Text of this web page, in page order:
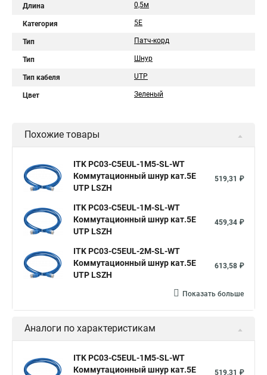
Длина 0,5м
Категория 5Е
Тип Патч-корд
Тип Шнур
Тип кабеля UTP
Цвет Зеленый
Похожие товары
ITK PC03-C5EUL-1M5-SL-WT
Коммутационный шнур кат.5E
UTP LSZH
519,31 ₽
ITK PC03-C5EUL-1M-SL-WT
Коммутационный шнур кат.5E
UTP LSZH
459,34 ₽
ITK PC03-C5EUL-2M-SL-WT
Коммутационный шнур кат.5E
UTP LSZH
613,58 ₽
Показать больше
Аналоги по характеристикам
ITK PC03-C5EUL-1M5-SL-WT
Коммутационный шнур кат.5E
519,31 ₽